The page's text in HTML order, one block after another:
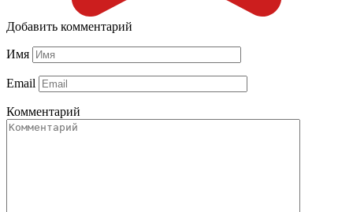
Добавить комментарий
Имя
Email
Комментарий